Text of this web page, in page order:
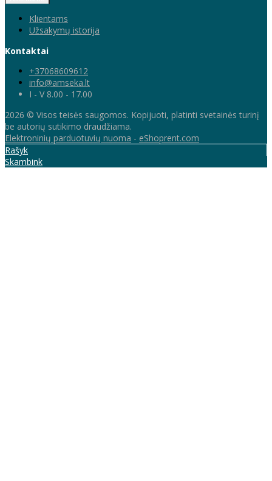
Klientams
Užsakymų istorija
Kontaktai
+37068609612
info@amseka.lt
I - V 8.00 - 17.00
2026 © Visos teisės saugomos. Kopijuoti, platinti svetainės turinį
be autorių sutikimo draudžiama.
Elektroninių parduotuvių nuoma - eShoprent.com
Rašyk
Skambink